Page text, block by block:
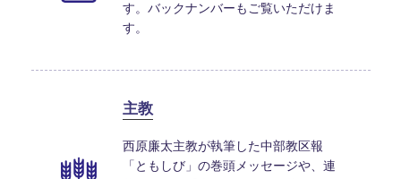
す。バックナンバーもご覧いただけま
す。
主教
西原廉太主教が執筆した中部教区報
「ともしび」の巻頭メッセージや、連